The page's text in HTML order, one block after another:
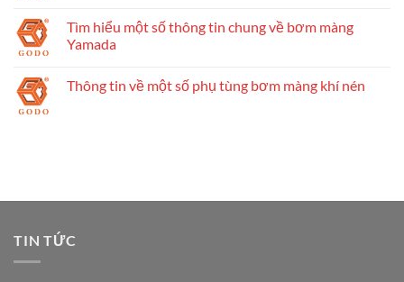
Tìm hiểu một số thông tin chung về bơm màng
Yamada
Thông tin về một số phụ tùng bơm màng khí nén
TIN TỨC